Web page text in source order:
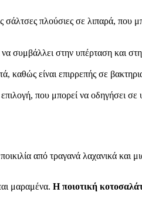
σάλτσες πλούσιες σε λιπαρά,
συμβάλλει στην υπέρταση και
καθώς είναι επιρρεπής σε
επιλογή, που μπορεί να οδηγήσει
από τραγανά λαχανικά και
μαραμένα. Η ποιοτική